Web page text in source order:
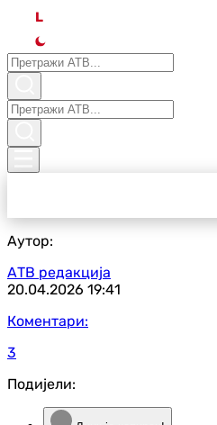
L
Аутор:
АТВ редакција
20.04.2026 19:41
Коментари:
3
Подијели: